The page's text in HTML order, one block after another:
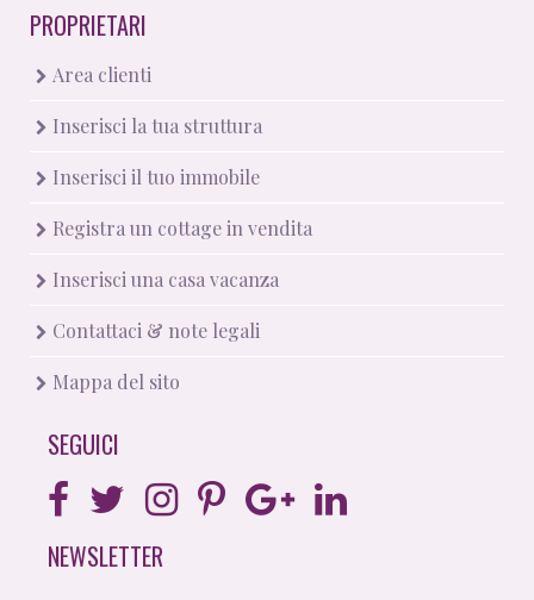
PROPRIETARI
Area clienti
Inserisci la tua struttura
Inserisci il tuo immobile
Registra un cottage in vendita
Inserisci una casa vacanza
Contattaci & note legali
Mappa del sito
SEGUICI
NEWSLETTER